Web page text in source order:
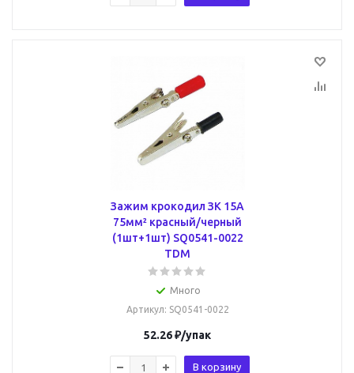
Зажим крокодил ЗК 15А
75мм² красный/черный
(1шт+1шт) SQ0541-0022
TDM
Много
Артикул: SQ0541-0022
52.26₽/упак
В корзину